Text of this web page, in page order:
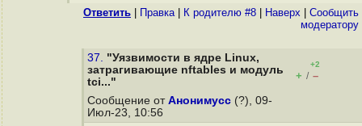
Ответить Правка| К родителю #8 Наверх
Cообщить
модератору
37. "Уязвимости в ядре Linux,
затрагивающие nftables и модуль
tci..."
+2
+ / –
Сообщение от Анонимусс (?), 09-
Июл-23, 10:56